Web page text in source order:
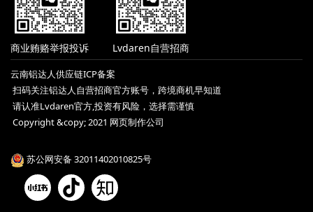
商业贿赂举报投诉 Lvdaren自营招商
云南铝达人供应链ICP备案
扫码关注铝达人自营招商官方账号，跨境商机早知道
请认准Lvdaren官方,投资有风险，选择需谨慎
Copyright &copy; 2021 网页制作公司
苏公网安备 32011402010825号